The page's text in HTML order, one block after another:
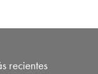
recientes